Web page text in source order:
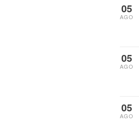
05
AGO
05
AGO
05
AGO